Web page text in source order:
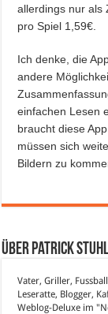
allerdings nur als
pro Spiel 1,59€.
Ich denke, die
andere
einfachen Lesen
braucht diese
müssen sich
Bildern zu
Über Patrick
Vater, Griller,
Leseratte, Blogger,
Weblog-Deluxe im